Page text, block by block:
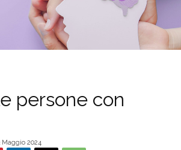
persone con
Maggio 2024